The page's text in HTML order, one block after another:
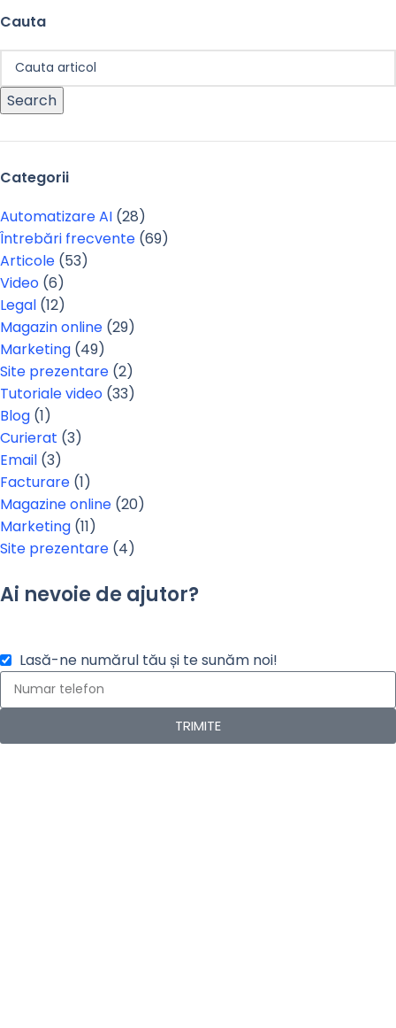
Cauta
Search
Categorii
Automatizare AI (28)
Întrebări frecvente (69)
Articole (53)
Video (6)
Legal (12)
Magazin online (29)
Marketing (49)
Site prezentare (2)
Tutoriale video (33)
Blog (1)
Curierat (3)
Email (3)
Facturare (1)
Magazine online (20)
Marketing (11)
Site prezentare (4)
Ai nevoie de ajutor?
Lasă-ne numărul tău și te sunăm noi!
TRIMITE